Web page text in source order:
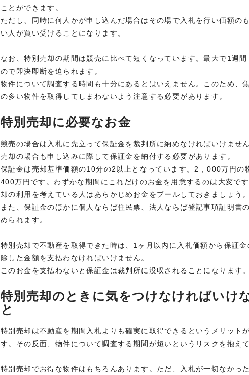
ことができます。
ただし、同時に何人かが申し込んだ場合はその場で入札を行い価額の
い人が買い受けることになります。
なお、特別売却の期間は競売に比べて短くなっています。最大で1週間
ので即決即断を迫られます。
物件について調査する時間も十分にあるとはいえません。このため、
の多い物件を取得してしまわないよう注意する必要があります。
特別売却に必要なお金
競売の場合は入札に先立って保証金を裁判所に納めなければいけませ
売却の場合も申し込みに際して保証金を納付する必要があります。
保証金は売却基準価額の10分の2以上となっています。2，000万円の
400万円です。わずかな期間にこれだけのお金を用意するのは大変で
却の利用を考えている人はあらかじめお金をプールしておきましょう。
また、保証金のほかに個人ならば住民票、法人ならば登記事項証明書
められます。
特別売却で不動産を取得できた時は、1ヶ月以内に入札価額から保証金
除した金額を支払わなければいけません。
このお金を支払わないと保証金は裁判所に没収されることになります。
特別売却のときに気をつけなければいけ
と
特別売却は不動産を期間入札よりも確実に取得できるというメリット
す。その反面、物件について調査する期間が短いというリスクを抱えて
特別売却でお得な物件はもちろんあります。ただ、入札が一切なかっ